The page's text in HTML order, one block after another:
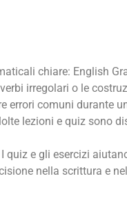
chiare: English
irregolari o le
errori comuni durante
lezioni e quiz sono
quiz e gli esercizi
nella scrittura e